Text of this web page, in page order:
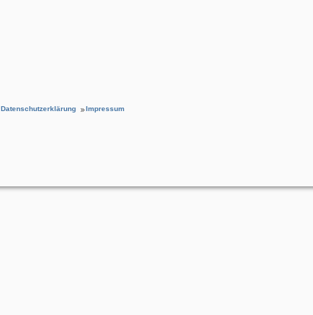
Datenschutzerklärung Impressum